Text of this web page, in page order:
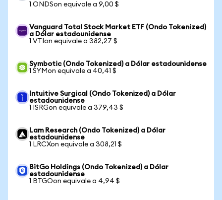
1 ONDSon equivale a 9,00 $
Vanguard Total Stock Market ETF (Ondo Tokenized)
a Dólar estadounidense
1 VTIon equivale a 382,27 $
Symbotic (Ondo Tokenized) a Dólar estadounidense
1 SYMon equivale a 40,41 $
Intuitive Surgical (Ondo Tokenized) a Dólar
estadounidense
1 ISRGon equivale a 379,43 $
Lam Research (Ondo Tokenized) a Dólar
estadounidense
1 LRCXon equivale a 308,21 $
BitGo Holdings (Ondo Tokenized) a Dólar
estadounidense
1 BTGOon equivale a 4,94 $